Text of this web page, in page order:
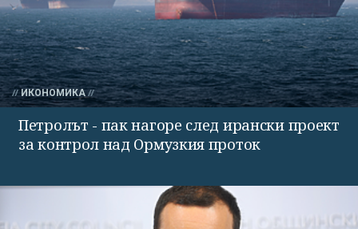
ИКОНОМИКА
Петролът - пак нагоре след ирански проект
за контрол над Ормузкия проток